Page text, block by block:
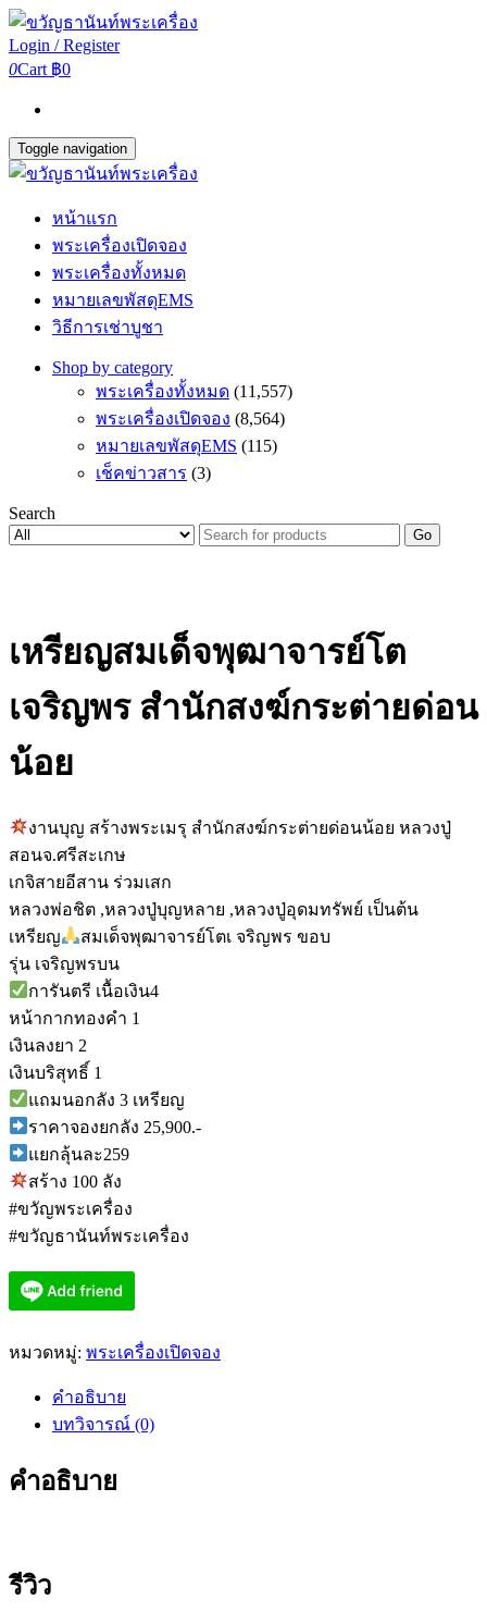
Login / Register
0Cart ฿0
Toggle navigation
หน้าแรก
พระเครื่องเปิดจอง
พระเครื่องทั้งหมด
หมายเลขพัสดุEMS
วิธีการเช่าบูชา
Shop by category
พระเครื่องทั้งหมด (11,557)
พระเครื่องเปิดจอง (8,564)
หมายเลขพัสดุEMS (115)
เช็คข่าวสาร (3)
Search
Go
เหรียญสมเด็จพุฒาจารย์โต
เจริญพร สำนักสงฆ์กระต่ายด่อน
น้อย
งานบุญ สร้างพระเมรุ สำนักสงฆ์กระต่ายด่อนน้อย หลวงปู่
สอนจ.ศรีสะเกษ
เกจิสายอีสาน ร่วมเสก
หลวงพ่อชิต ,หลวงปู่บุญหลาย ,หลวงปู่อุดมทรัพย์ เป็นต้น
เหรียญ
สมเด็จพุฒาจารย์โตเ จริญพร ขอบ
รุ่น เจริญพรบน
การันตรี เนื้อเงิน4
หน้ากากทองคำ 1
เงินลงยา 2
เงินบริสุทธิ์ 1
แถมนอกลัง 3 เหรียญ
ราคาจองยกลัง 25,900.-
แยกลุ้นละ259
สร้าง 100 ลัง
#ขวัญพระเครื่อง
#ขวัญธานันท์พระเครื่อง
หมวดหมู่: พระเครื่องเปิดจอง
คำอธิบาย
บทวิจารณ์ (0)
คำอธิบาย
รีวิว